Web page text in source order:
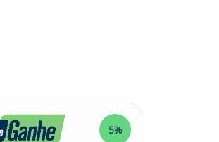
de serviços. - Pode
5%